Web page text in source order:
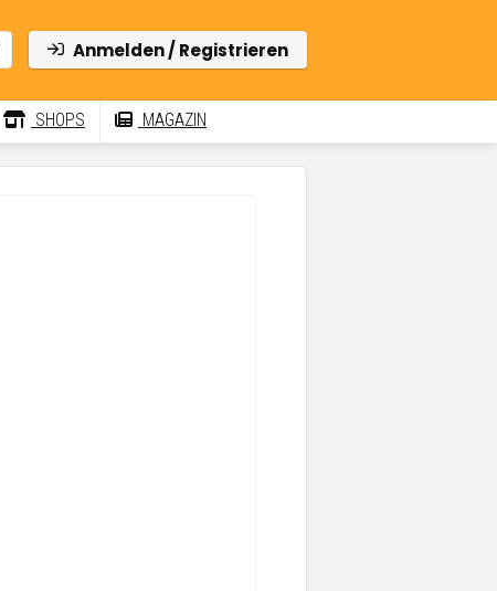
Anmelden / Registrieren
SHOPS MAGAZIN